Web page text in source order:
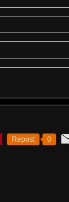
Repost 0